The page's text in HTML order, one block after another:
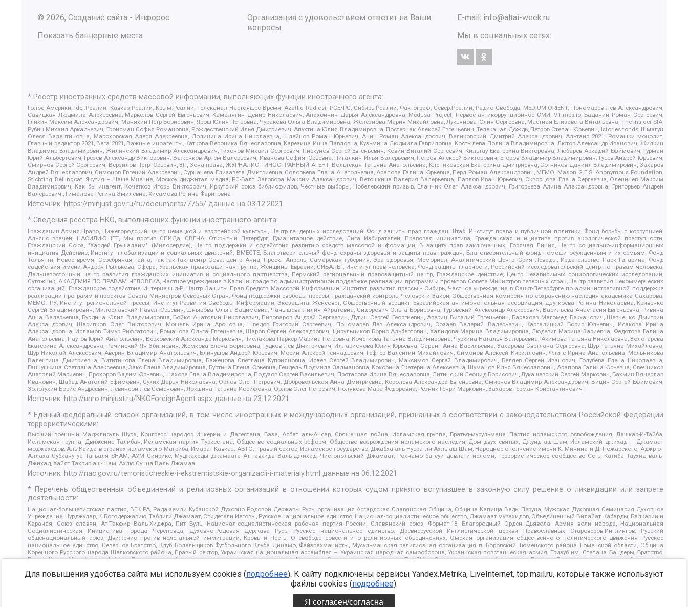
© 2026, Создание сайта - Инфорос
Показать баннерные места
Организация с удовольствием ответит на Ваши
вопросы.
E-mail: info@altai-week.ru
Мы в социальных сетях:
* Реестр иностранных средств массовой информации, выполняющих функции иностранного агента:
Голос Америки, Idel.Реалии, Кавказ.Реалии, Крым.Реалии, Телеканал Настоящее Время, Azatliq Radiosi, PCE/PC, Сибирь.Реалии, Фактограф, Север.Реалии, Радио Свобода, MEDIUM-ORIENT, Пономарев Лев Александрович,
Савицкая Людмила Алексеевна, Маркелов Сергей Евгеньевич, Камалягин Денис Николаевич, Апахончич Дарья Александровна, Medusa Project, Первое антикоррупционное СМИ, VTimes.io, Баданин Роман Сергеевич,
Гликин Максим Александрович, Маняхин Петр Борисович, Ярош Юлия Петровна, Чуракова Ольга Владимировна, Железнова Мария Михайловна, Лукьянова Юлия Сергеевна, Маетная Елизавета Витальевна, The Insider SIA,
Рубин Михаил Аркадьевич, Гройсман Софья Романовна, Рождественский Илья Дмитриевич, Апухтина Юлия Владимировна, Постернак Алексей Евгеньевич, Телеканал Дождь, Петров Степан Юрьевич, Istories fonds, Шмагун
Олеся Валентиновна, Мароховская Алеся Алексеевна, Долинина Ирина Николаевна, Шлейнов Роман Юрьевич, Анин Роман Александрович, Великовский Дмитрий Александрович, Альтаир 2021, Ромашки монолит,
Главный редактор 2021, Вега 2021, Важные иноагенты, Каткова Вероника Вячеславовна, Карезина Инна Павловна, Кузьмина Людмила Гавриловна, Костылева Полина Владимировна, Лютов Александр Иванович, Жилкин
Владимир Владимирович, Жилинский Владимир Александрович, Тихонов Михаил Сергеевич, Пискунов Сергей Евгеньевич, Ковин Виталий Сергеевич, Кильтау Екатерина Викторовна, Любарев Аркадий Ефимович, Гурман
Юрий Альбертович, Грезев Александр Викторович, Важенков Артем Валерьевич, Иванова София Юрьевна, Пигалкин Илья Валерьевич, Петров Алексей Викторович, Егоров Владимир Владимирович, Гусев Андрей Юрьевич,
Смирнов Сергей Сергеевич, Верзилов Петр Юрьевич, ЗП, Зона права, ЖУРНАЛИСТ-ИНОСТРАННЫЙ АГЕНТ, Вольтская Татьяна Анатольевна, Клепиковская Екатерина Дмитриевна, Сотников Даниил Владимирович, Захаров
Андрей Вячеславович, Симонов Евгений Алексеевич, Сурначева Елизавета Дмитриевна, Соловьева Елена Анатольевна, Арапова Галина Юрьевна, Перл Роман Александрович, МЕМО, Mason G.E.S. Anonymous Foundation,
Stichting Bellingcat, Якутия – Наше Мнение, Москоу диджитал медиа, РС-Балт, Заговора Максим Александрович, Ветошкина Валерия Валерьевна, Павлов Иван Юрьевич, Скворцова Елена Сергеевна, Оленичев Максим
Владимирович, Как бы инагент, Кочетков Игорь Викторович, Иркутский союз библиофилов, Честные выборы, Нобелевский призыв, Еланчик Олег Александрович, Григорьева Алина Александровна, Григорьев Андрей
Валерьевич , Гималова Регина Эмилевна, Хисамова Регина Фаритовна
Источник: https://minjust.gov.ru/ru/documents/7755/ данные на03.12.2021
* Сведения реестра НКО, выполняющих функции иностранного агента:
Гражданин.Армия.Право, Нижегородский центр немецкой и европейской культуры, Центр гендерных исследований, Фонд защиты прав граждан Штаб, Институт права и публичной политики, Фонд борьбы с коррупцией,
Альянс врачей, НАСИЛИЮ.НЕТ, Мы против СПИДа, СВЕЧА, Открытый Петербург, Гуманитарное действие, Лига Избирателей, Правовая инициатива, Гражданская инициатива против экологической преступности,
Гражданский Союз, "Хасдей Ерушалаим" (Милосердие), Центр поддержки и содействия развитию средств массовой информации, В защиту прав заключенных, Горячая Линия, Центр социально-информационных
инициатив Действие, Институт глобализации и социальных движений, ВМЕСТЕ, Благотворительный фонд охраны здоровья и защиты прав граждан, Благотворительный фонд помощи осужденным и их семьям, Фонд
Тольятти, Новое время, Серебряная тайга, Так-Так-Так, центр Сова, центр Анна, Проект Апрель, Самарская губерния, Эра здоровья, Мемориал, Аналитический Центр Юрия Левады, Издательство Парк Гагарина, Фонд
содействия имени Андрея Рылькова, Сфера, Уральская правозащитная группа, Женщины Евразии, СИБАЛЬТ, Институт прав человека, Фонд защиты гласности, Российский исследовательский центр по правам человека,
Дальневосточный центр развития гражданских инициатив и социального партнерства, Пермский региональный правозащитный центр, Гражданское действие, Центр независимых социологических исследований,
Сутяжник, АКАДЕМИЯ ПО ПРАВАМ ЧЕЛОВЕКА, Частное учреждение в Калининграде по административной поддержке реализации программ и проектов Совета Министров северных стран, Центр развития некоммерческих
организаций, Гражданское содействие, Интернешнл-Р, Центр Защиты Прав Средств Массовой Информации, Институт развития прессы - Сибирь, Частное учреждение в Санкт-Петербурге по административной поддержке
реализации программ и проектов Совета Министров Северных Стран, Фонд поддержки свободы прессы, Гражданский контроль, Человек и Закон, Общественная комиссия по сохранению наследия академика Сахарова,
МЕМО. РУ, Институт региональной прессы, Институт Развития Свободы Информации, Экозащита!-Женсовет, Общественный вердикт, Евразийская антимонопольная ассоциация, Дзугкоева Регина Николаевна, Кривенко
Сергей Владимирович, Милославский Павел Юрьевич, Шнырова Ольга Вадимовна, Чанышева Лилия Айратовна, Сидорович Ольга Борисовна, Туровский Александр Алексеевич, Васильева Анастасия Евгеньевна, Ривина
Анна Валерьевна, Бурдина Юлия Владимировна, Бойко Анатолий Николаевич, Пивоваров Андрей Сергеевич, Дугин Сергей Георгиевич, Аверин Виталий Евгеньевич, Барахоев Магомед Бекханович, Шевченко Дмитрий
Александрович, Шарипков Олег Викторович, Мошель Ирина Ароновна, Шведов Григорий Сергеевич, Пономарев Лев Александрович, Созаев Валерий Валерьевич, Каргалицкий Борис Юльевич, Исакова Ирина
Александровна, Исламов Тимур Рифгатович, Романова Ольга Евгеньевна, Щаров Сергей Алексадрович, Цирульников Борис Альбертович, Халидова Марина Владимировна, Людевиг Марина Зариевна, Федотова Галина
Анатольевна, Паутов Юрий Анатольевич, Верховский Александр Маркович, Пислакова-Паркер Марина Петровна, Кочеткова Татьяна Владимировна, Чуркина Наталья Валерьевна, Акимова Татьяна Николаевна, Золотарева
Екатерина Александровна, Рачинский Ян Збигневич, Жемкова Елена Борисовна, Гудков Лев Дмитриевич, Илларионова Юлия Юрьевна, Саранг Анна Васильевна, Захарова Светлана Сергеевна, Щур Татьяна Михайловна,
Щур Николай Алексеевич, Аверин Владимир Анатольевич, Блинушов Андрей Юрьевич, Мосин Алексей Геннадьевич, Гефтер Валентин Михайлович, Симонов Алексей Кириллович, Флиге Ирина Анатольевна, Мельникова
Валентина Дмитриевна, Вититинова Елена Владимировна, Баженова Светлана Куприяновна, Исаев Сергей Владимирович, Максимов Сергей Владимирович, Беляев Сергей Иванович, Голубева Елена Николаевна,
Ганнушкина Светлана Алексеевна, Закс Елена Владимировна, Буртина Елена Юрьевна, Гендель Людмила Залмановна, Кокорина Екатерина Алексеевна, Шуманов Илья Вячеславович, Арапова Галина Юрьевна, Свечников
Анатолий Мариевич, Прохоров Вадим Юрьевич, Шахова Елена Владимировна, Подузов Сергей Васильевич, Протасова Ирина Вячеславовна, Литинский Леонид Борисович, Лукашевский Сергей Маркович, Бахмин Вячеслав
Иванович, Шабад Анатолий Ефимович, Сухих Дарья Николаевна, Орлов Олег Петрович, Добровольская Анна Дмитриевна, Королева Александра Евгеньевна, Смирнов Владимир Александрович, Вицин Сергей Ефимович,
Золотухин Борис Андреевич, Левинсон Лев Семенович, Локшина Татьяна Иосифовна, Орлов Олег Петрович, Полякова Мара Федоровна, Резник Генри Маркович, Захаров Герман Константинович
Источник: http://unro.minjust.ru/NKOForeignAgent.aspx данные на23.12.2021
* Единый федеральный список организаций, в том числе иностранных и международных организаций, признанных в соответствии с законодательством Российской Федерации
террористическими:
Высший военный Маджлисуль Шура, Конгресс народов Ичкерии и Дагестана, База, Асбат аль-Ансар, Священная война, Исламская группа, Братья-мусульмане, Партия исламского освобождения, Лашкар-И-Тайба,
Исламская группа, Движение Талибан, Исламская партия Туркестана, Общество социальных реформ, Общество возрождения исламского наследия, Дом двух святых, Джунд аш-Шам, Исламский джихад – Джамаат
моджахедов, Аль-Каида в странах исламского Магриба, Имарат Кавказ, АБТО, Правый сектор, Исламское государство, Джабха аль-Нусра ли-Ахль аш-Шам, Народное ополчение имени К. Минина и Д. Пожарского, Аджр от
Аллаха Субхану уа Тагьаля SHAM, АУМ Синрике, Муджахеды джамаата Ат-Тавхида Валь-Джихад, Чистопольский Джамаат, Рохнамо ба суи давлати исломи, Террористическое сообщество Сеть, Катиба Таухид валь-
Джихад, Хайят Тахрир аш-Шам, Ахлю Сунна Валь Джамаа
Источник: http://nac.gov.ru/terroristicheskie-i-ekstremistskie-organizacii-i-materialy.html данные на06.12.2021
* Перечень общественных объединений и религиозных организаций в отношении которых судом принято вступившее в законную силу решение о ликвидации или запрете
деятельности:
Национал-большевистская партия, ВЕК РА, Рада земли Кубанской Духовно Родовой Державы Русь, организация Асгардская Славянская Община, Община Капища Веды Перуна, Мужская Духовная Семинария Духовное
Учреждение, Нурджулар, К Богодержавию, Таблиги Джамаат, Свидетели Иеговы, Русское национальное единство, Национал-социалистическое общество, Джамаат мувахидов, Объединенный Вилайат Кабарды, Балкарии и
Карачая, Союз славян, Ат-Такфир Валь-Хиджра, Пит Буль, Национал-социалистическая рабочая партия России, Славянский союз, Формат-18, Благородный Орден Дьявола, Армия воли народа, Национальная
Социалистическая Инициатива города Череповца, Духовно-Родовая Держава Русь, Русское национальное единство, Древнерусской Инглистической церкви Православных Староверов-Инглингов, Русский
общенациональный союз, Движение против нелегальной иммиграции, Кровь и Честь, О свободе совести и о религиозных объединениях, Омская организация общественного политического движения Русское
национальное единство, Северное Братство, Клуб Болельщиков Футбольного Клуба Динамо, Файзрахманисты, Мусульманская религиозная организация п. Боровский Тюменского района Тюменской области, Община
Коренного Русского народа Щелковского района, Правый сектор, Украинская национальная ассамблея – Украинская народная самооборона, Украинская повстанческая армия, Тризуб им. Степана Бандеры, Братство,
Белый Крест, Misanthropic division, Религиозное объединение последователей инглиизма, Народная Социальная Инициатива, TulaSkins, Этнополитическое объединение Русские, Русское национальное объединение
Артподготовка, Штольц, В честь иконы Божией Матери Державная, Сектор 16, Независимость, Фирма, Молодежная правозащитная группа МПГ, Курсом Правды и Единения, Каракольская инициативная группа, Автоград
Крю, Союз Славянских Сил Руси, Алля-Аят, Благотворительный пансионат Ак Умут, Русская республика Русь, Арестантское уголовное единство, Башкорт, Нация и свобода, W.H.С., Фалунь Дафа, Иртыш Ultras, Русский
Патриотический клуб-Новокузнецк/РПК, Сибирский державный союз, Фонд борьбы с коррупцией, Фонд защиты прав граждан, Штабы Навального, Совет граждан СССР Прикубанского округа г. Краснодара
Для повышения удобства сайта мы используем cookies (подробнее). К сайту подключены сервисы Yandex.Metrika, LiveInternet, top.mail.ru, которые также используют
файлы cookies (подробнее).
Я согласен/согласна